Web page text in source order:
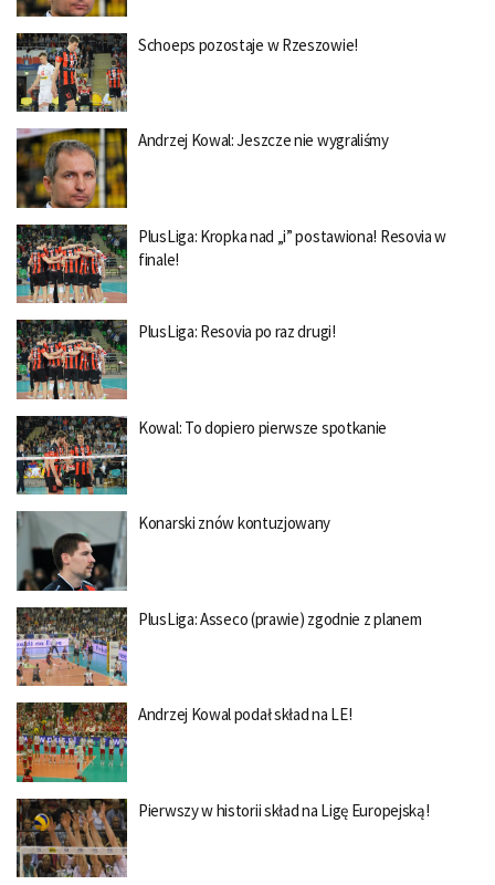
Schoeps pozostaje w Rzeszowie!
Andrzej Kowal: Jeszcze nie wygraliśmy
PlusLiga: Kropka nad „i” postawiona! Resovia w
finale!
PlusLiga: Resovia po raz drugi!
Kowal: To dopiero pierwsze spotkanie
Konarski znów kontuzjowany
PlusLiga: Asseco (prawie) zgodnie z planem
Andrzej Kowal podał skład na LE!
Pierwszy w historii skład na Ligę Europejską!